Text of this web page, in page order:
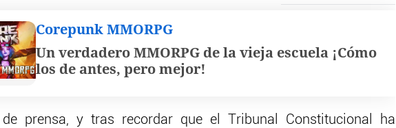
Corepunk MMORPG
Un verdadero MMORPG de la vieja escuela ¡Cómo
los de antes, pero mejor!
de prensa, y tras recordar que el Tribunal Constitucional ha